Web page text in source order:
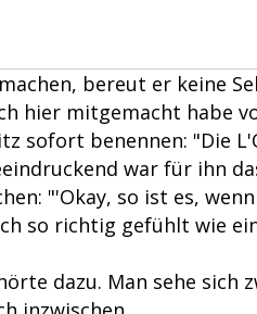
bereut er keine
hier mitgemacht habe
sofort benennen: "Die
war für ihn
"'Okay, so ist es,
so richtig gefühlt wie
dazu. Man sehe sich